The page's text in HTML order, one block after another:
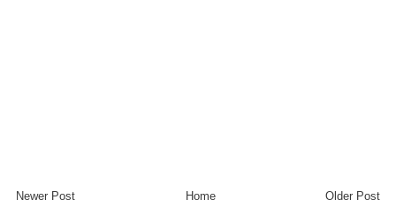
Newer Post Older Post
Home